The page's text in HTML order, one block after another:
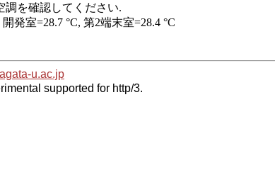
u.ac.jp
supported for http/3.